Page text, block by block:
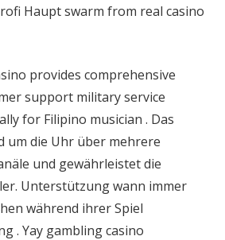
Haupt swarm from real casino
provides comprehensive
support military service
for Filipino musician . Das
um die Uhr über mehrere
und gewährleistet die
Unterstützung wann immer
während ihrer Spiel
. Yay gambling casino